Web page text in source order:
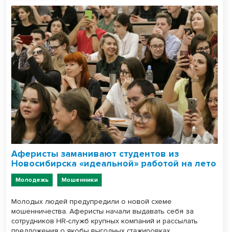
Аферисты заманивают студентов из
Новосибирска «идеальной» работой на лето
Молодежь Мошенники
Молодых людей предупредили о новой схеме
мошенничества. Аферисты начали выдавать себя за
сотрудников HR-служб крупных компаний и рассылать